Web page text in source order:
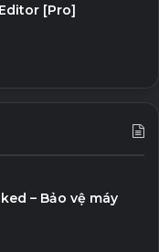
[Pro]
– Bảo vệ máy